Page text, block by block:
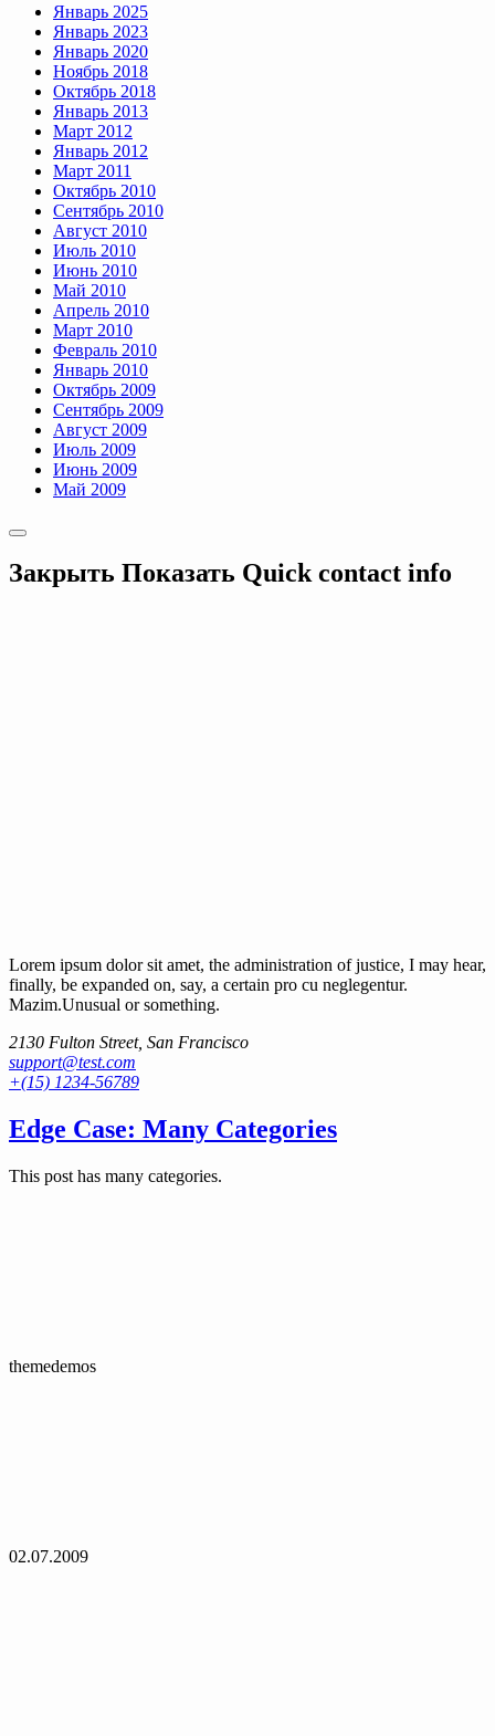
Январь 2025
Январь 2023
Январь 2020
Ноябрь 2018
Октябрь 2018
Январь 2013
Март 2012
Январь 2012
Март 2011
Октябрь 2010
Сентябрь 2010
Август 2010
Июль 2010
Июнь 2010
Май 2010
Апрель 2010
Март 2010
Февраль 2010
Январь 2010
Октябрь 2009
Сентябрь 2009
Август 2009
Июль 2009
Июнь 2009
Май 2009
Закрыть Показать Quick contact info
Lorem ipsum dolor sit amet, the administration of justice, I may hear,
finally, be expanded on, say, a certain pro cu neglegentur.
Mazim.Unusual or something.
2130 Fulton Street, San Francisco
support@test.com
+(15) 1234-56789
Edge Case: Many Categories
This post has many categories.
themedemos
02.07.2009